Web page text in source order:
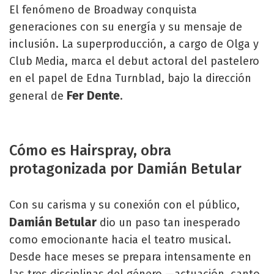
El fenómeno de Broadway conquista
generaciones con su energía y su mensaje de
inclusión. La superproducción, a cargo de Olga y
Club Media, marca el debut actoral del pastelero
en el papel de Edna Turnblad, bajo la dirección
general de Fer Dente.
Cómo es Hairspray, obra
protagonizada por Damián Betular
Con su carisma y su conexión con el público,
Damián Betular dio un paso tan inesperado
como emocionante hacia el teatro musical.
Desde hace meses se prepara intensamente en